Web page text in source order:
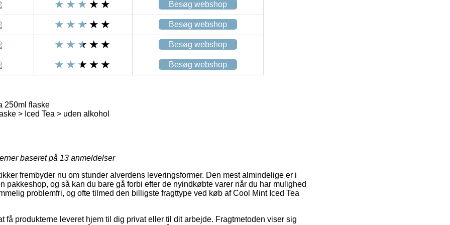
Besøg webshop
Besøg webshop
Besøg webshop
Besøg webshop
250ml flaske
> Iced Tea > uden alkohol
baseret på 13 anmeldelser
frembyder nu om stunder alverdens leveringsformer. Den mest almindelige er i
pakkeshop, og så kan du bare gå forbi efter de nyindkøbte varer når du har mulighed
problemfri, og ofte tilmed den billigste fragttype ved køb af Cool Mint Iced Tea
få produkterne leveret hjem til dig privat eller til dit arbejde. Fragtmetoden viser sig